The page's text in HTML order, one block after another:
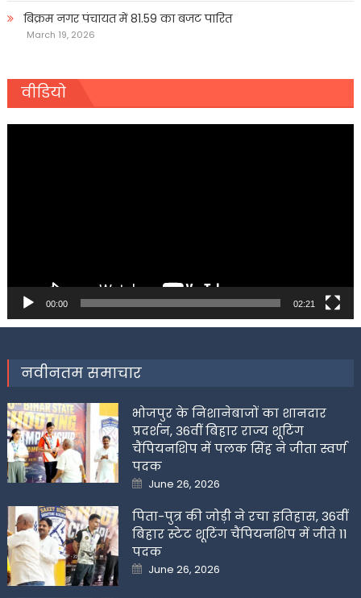
बिक्रम नगर पंचायत में 81.59 का बजट पारित
March 19, 2026
वीडियो
00:00 02:21
नवीनतम समाचार
भोजपुर के निशानेबाजों का शानदार
प्रदर्शन, 36वीं बिहार राज्य शूटिंग
चैंपियनशिप में पलक सिंह ने जीता स्वर्ण
पदक
Posted
on
June 26, 2026
पिता-पुत्र की जोड़ी ने रचा इतिहास, 36वीं
बिहार स्टेट शूटिंग चैंपियनशिप में जीते 11
पदक
Posted
on
June 26, 2026